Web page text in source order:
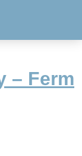
– Ferm